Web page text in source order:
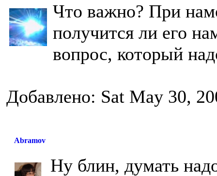
Что важно? При
получится ли его
вопрос, который
Добавлено: Sat May 30,
Abramov
Ну блин, думать